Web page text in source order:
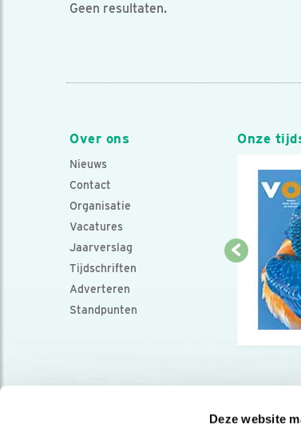
Deze website
Geen resultaten.
Over ons
Nieuws
Contact
Organisatie
Vacatures
Jaarverslag
Tijdschriften
Adverteren
Standpunten
Onze